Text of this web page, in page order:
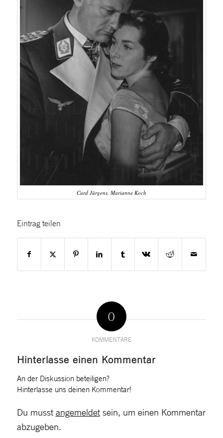
Curd Jürgens, Marianne Koch
Eintrag teilen
0
KOMMENTARE
Hinterlasse einen Kommentar
An der Diskussion beteiligen?
Hinterlasse uns deinen Kommentar!
Du musst angemeldetsein, um einen Kommentar
abzugeben.